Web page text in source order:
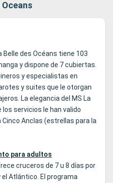
Belle des Océans tiene 103
y dispone de 7 cubiertas.
y especialistas en
y suites que le otorgan
La elegancia del MS La
los servicios le han valido
Anclas (estrellas para la
para adultos
cruceros de 7 u 8 días por
Atlántico. El programa